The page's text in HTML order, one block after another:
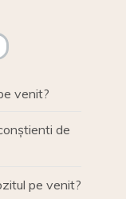
venit?
de
pe venit?